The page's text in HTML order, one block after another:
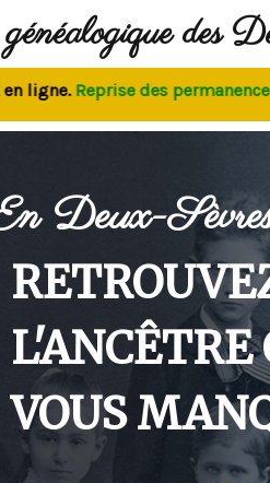
des
Reprise des permanences en
Deux-
L'ANCÊTRE
VOUS